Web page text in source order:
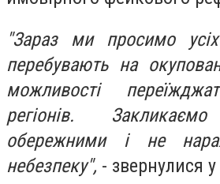
"Зараз ми просимо усіх
перебувають на
можливості
регіонів.
обережними і не
небезпеку", - звернулися у